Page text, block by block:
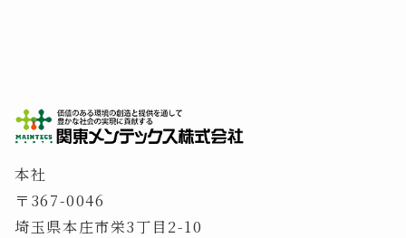
本社
〒367-0046
埼玉県本庄市栄3丁目2-10